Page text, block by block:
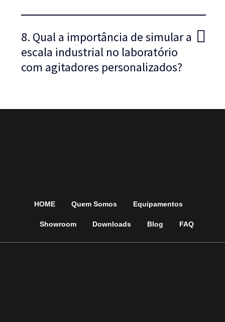
8. Qual a importância de simular a
escala industrial no laboratório
com agitadores personalizados?
HOME Quem Somos Equipamentos
Showroom Downloads Blog FAQ